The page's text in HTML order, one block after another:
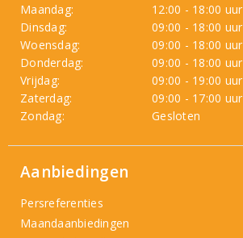
Maandag:
12:00 - 18:00 uur
Dinsdag:
09:00 - 18:00 uur
Woensdag:
09:00 - 18:00 uur
Donderdag:
09:00 - 18:00 uur
Vrijdag:
09:00 - 19:00 uur
Zaterdag:
09:00 - 17:00 uur
Zondag:
Gesloten
Aanbiedingen
Persreferenties
Maandaanbiedingen